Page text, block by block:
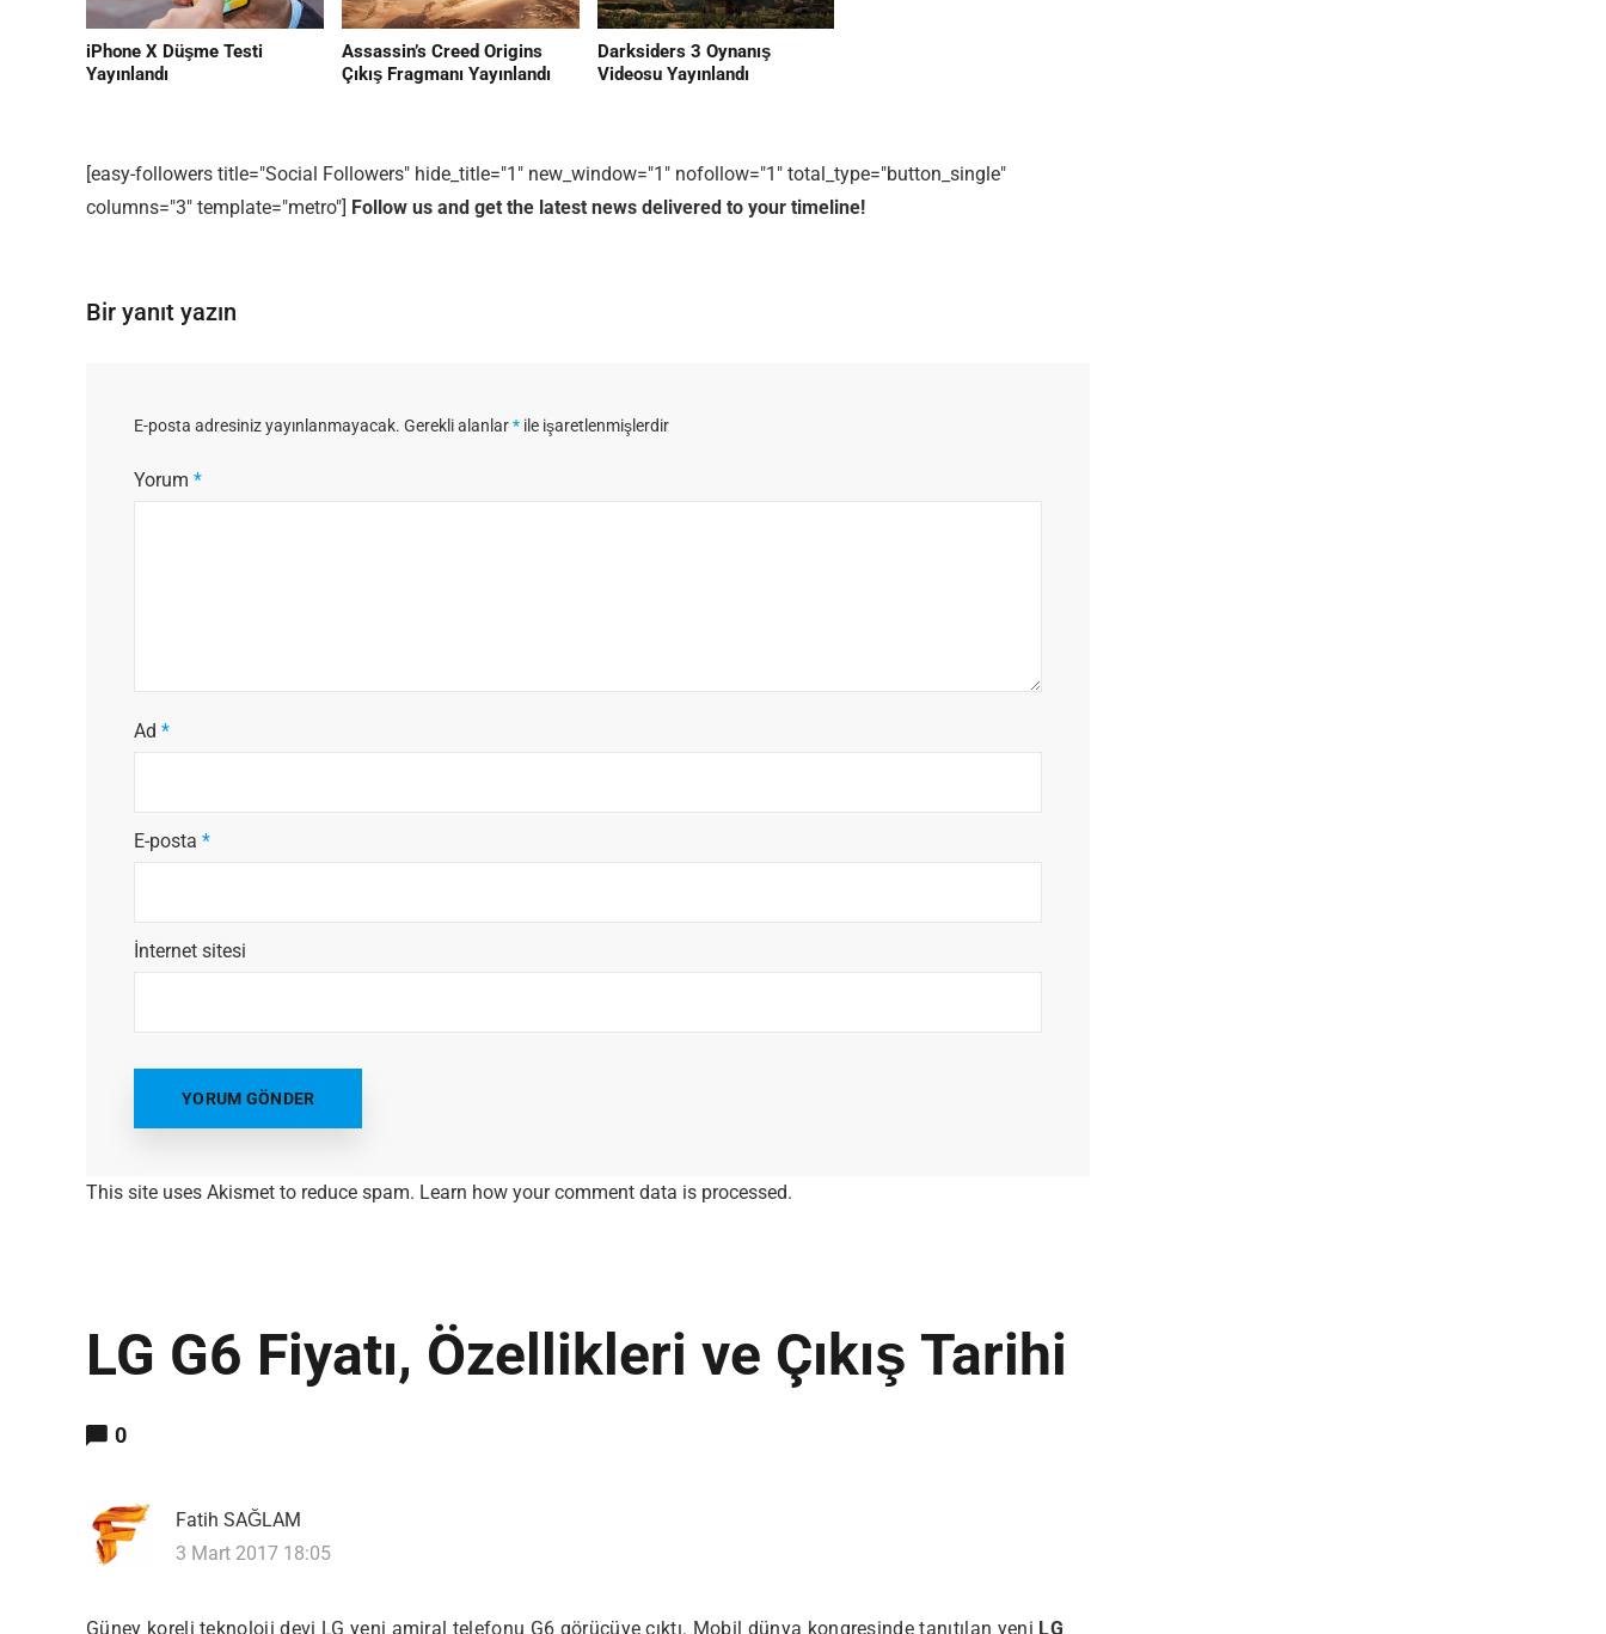
iPhone X Düşme Testi
Yayınlandı
Assassin’s Creed Origins
Çıkış Fragmanı Yayınlandı
Darksiders 3 Oynanış
Videosu Yayınlandı
[easy-followers title="Social Followers" hide_title="1" new_window="1" nofollow="1" total_type="button_single"
columns="3" template="metro"] Follow us and get the latest news delivered to your timeline!
Bir yanıt yazın
E-posta adresiniz yayınlanmayacak. Gerekli alanlar* ile işaretlenmişlerdir
Yorum *
Ad *
E-posta *
İnternet sitesi
This site uses Akismet to reduce spam. Learn how your comment data is processed.
LG G6 Fiyatı, Özellikleri ve Çıkış Tarihi
0
Fatih SAĞLAM
3 Mart 2017 18:05
Güney koreliteknolojidevi LG yeni amiral telefonu G6 görücüye çıktı. Mobil dünya kongresinde tanıtılan yeni LG
Editor Picks